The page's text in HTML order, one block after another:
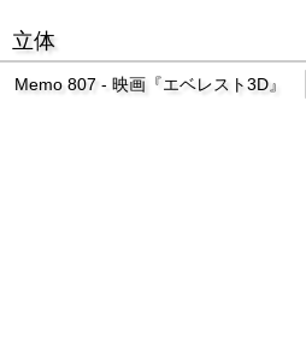
立体
Memo 807 - 映画『エベレスト3D』